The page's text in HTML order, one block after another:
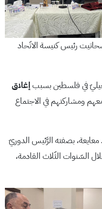
رئيس كنيسة الاتّحاد
في فلسطين بسبب إغلاق
ومشاركتهم في الاجتماع
معايعة، بصفته الرَّئيس الدوريّ
السّنوات الثّلاث القادمة،